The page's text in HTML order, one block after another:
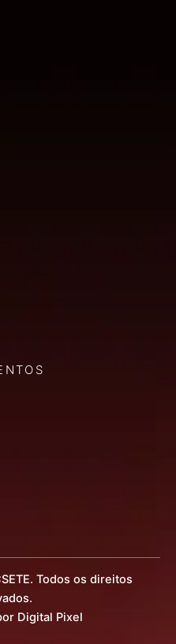
Todos os direitos
Digital Pixel